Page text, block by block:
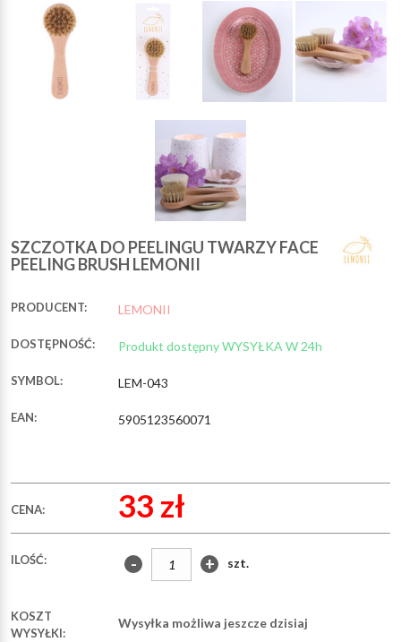
SZCZOTKA DO PEELINGU TWARZY FACE
PEELING BRUSH LEMONII
PRODUCENT: LEMONII
DOSTĘPNOŚĆ: Produkt dostępny WYSYŁKA W 24h
SYMBOL: LEM-043
EAN: 5905123560071
CENA: 33 zł
ILOŚĆ: - + szt.
KOSZT
WYSYŁKI:
Wysyłka możliwa jeszcze dzisiaj